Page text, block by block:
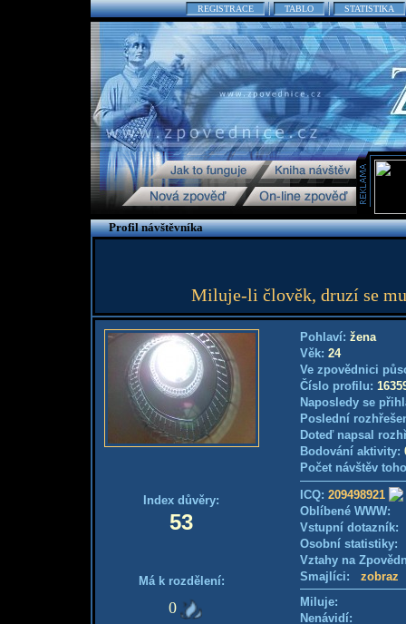
REGISTRACE TABLO STATISTIKA
Profil návštěvníka
Miluje-li člověk, druzí se
Index důvěry:
53
Má k rozdělení:
0
Pohlaví: žena
Věk: 24
Ve zpovědnici
Číslo profilu:
Naposledy se
Poslední
Doteď napsal
Bodování aktivity:
Počet návštěv
ICQ: 209498921
Oblíbené WWW:
Vstupní
Osobní
Vztahy na
Smajlíci: zobraz
Miluje:
Nenávidí: